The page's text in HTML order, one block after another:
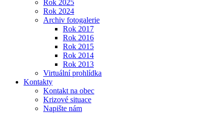
Rok 2025
Rok 2024
Archiv fotogalerie
Rok 2017
Rok 2016
Rok 2015
Rok 2014
Rok 2013
Virtuální prohlídka
Kontakty
Kontakt na obec
Krizové situace
Napište nám